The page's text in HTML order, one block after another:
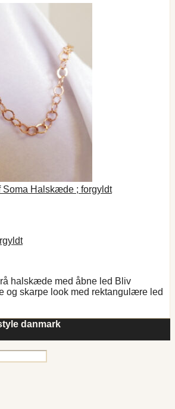
halskæde med åbne led Bliv
og skarpe look med rektangulære led
danmark